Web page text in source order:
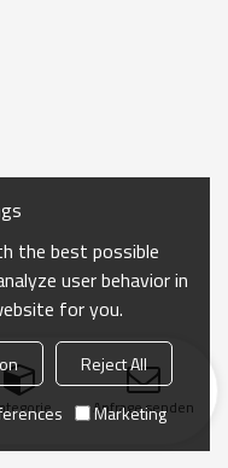
Anfrage senden
the best possible
user behavior in
for you.
Reject All
Marketing